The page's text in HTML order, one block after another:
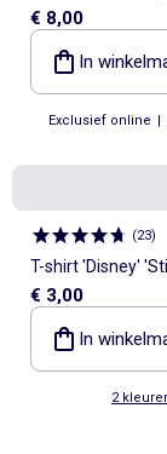
print
€ 8,00
In
Exclusief online |
(23)
T-shirt 'Disney'
korte mouwen
€ 3,00
In
2